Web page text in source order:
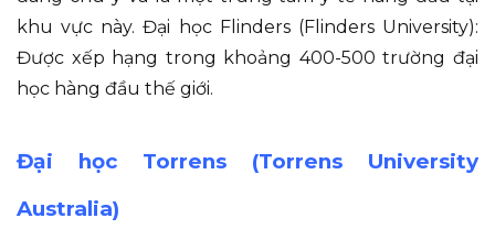
khu vực này. Đại học Flinders (Flinders University):
Được xếp hạng trong khoảng 400-500 trường đại
học hàng đầu thế giới.
Đại học Torrens (Torrens University
Australia)